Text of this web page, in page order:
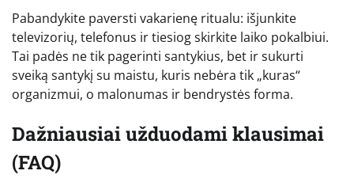
Pabandykite paversti vakarienę ritualu: išjunkite
televizorių, telefonus ir tiesiog skirkite laiko pokalbiui.
Tai padės ne tik pagerinti santykius, bet ir sukurti
sveiką santykį su maistu, kuris nebėra tik „kuras“
organizmui, o malonumas ir bendrystės forma.
Dažniausiai užduodami klausimai
(FAQ)